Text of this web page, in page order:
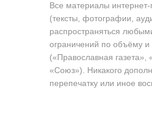
Все материалы интернет-
(тексты, фотографии,
распространяться
ограничений по объёму и
(«Православная
«Союз»). Никакого
перепечатку или иное